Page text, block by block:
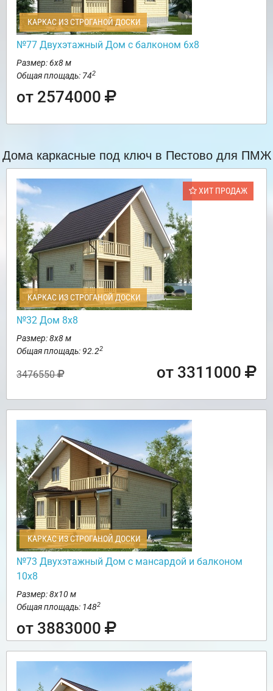
КАРКАС ИЗ СТРОГАНОЙ ДОСКИ
№77 Двухэтажный Дом с балконом 6х8
Размер: 6х8 м
Общая площадь: 742
от 2574000
Дома каркасные под ключ в Пестово для ПМЖ
ХИТ ПРОДАЖ
КАРКАС ИЗ СТРОГАНОЙ ДОСКИ
№32 Дом 8х8
Размер: 8х8 м
Общая площадь: 92.22
3476550 от 3311000
КАРКАС ИЗ СТРОГАНОЙ ДОСКИ
№73 Двухэтажный Дом с мансардой и балконом
10х8
Размер: 8х10 м
Общая площадь: 1482
от 3883000